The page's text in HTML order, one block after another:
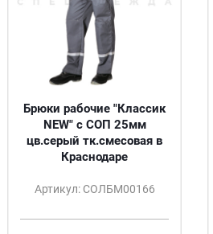
Брюки рабочие "Классик
NEW" с СОП 25мм
цв.серый тк.смесовая в
Краснодаре
Артикул: СОЛБМ00166